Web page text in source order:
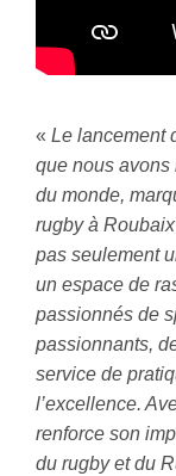
« Le lancement
que nous
du monde,
rugby à
pas seulement
un espace de
passionnés de
passionnants,
service de
l’excellence.
renforce son
du rugby et du